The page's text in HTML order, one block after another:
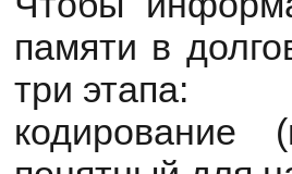
памяти в
три этапа:
кодирование